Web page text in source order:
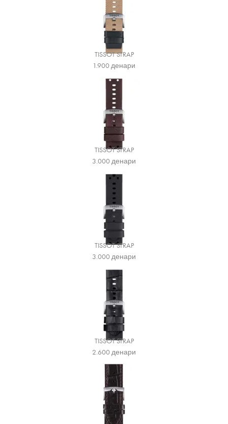
TISSOT STRAP
1.900денари
TISSOT STRAP
3.000денари
TISSOT STRAP
3.000денари
TISSOT STRAP
2.600денари